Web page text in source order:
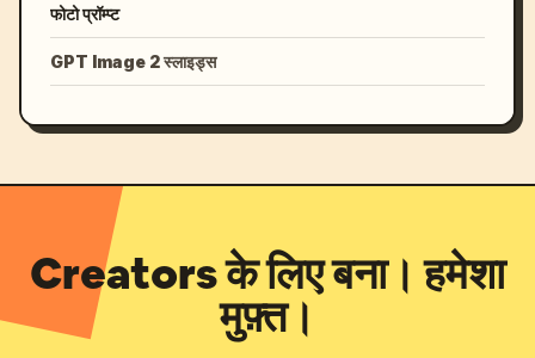
फोटो प्रॉम्प्ट
GPT Image 2 स्लाइड्स
Creators के लिए बना। हमेशा
मुफ़्त।